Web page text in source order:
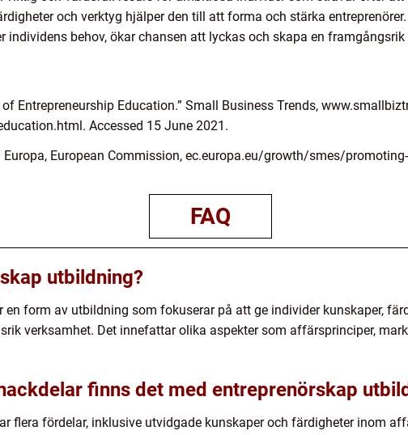
och verktyg hjälper den till att forma och stärka
individens behov, ökar chansen att lyckas och skapa en framgångsrik
of Entrepreneurship Education.” Small Business Trends,
Accessed 15 June 2021.
Europa, European Commission, ec.europa.eu/growth/smes/
FAQ
utbildning?
en form av utbildning som fokuserar på att ge individer kunskaper,
verksamhet. Det innefattar olika aspekter som affärsprinciper,
finns det med entreprenörskap
flera fördelar, inklusive utvidgade kunskaper och färdigheter inom